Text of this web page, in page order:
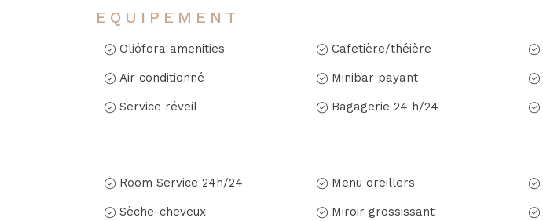
EQUIPEMENT
Oliófora amenities Cafetière/théière
Air conditionné Minibar payant
Service réveil Bagagerie 24 h/24
Room Service 24h/24 Menu oreillers
Sèche-cheveux Miroir grossissant